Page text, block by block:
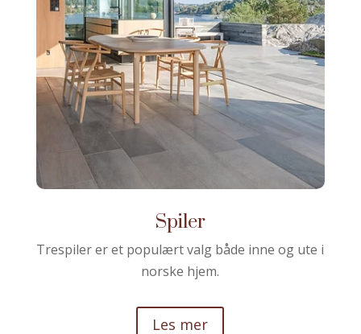
Spiler
Trespiler er et populært valg både inne og ute i
norske hjem.
Les mer